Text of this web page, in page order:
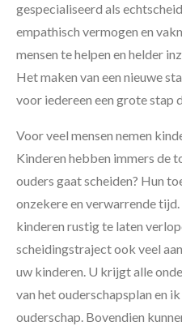
gespecialiseerd als
empathisch vermogen en
mensen te helpen en helder
Het maken van een nieuwe
voor iedereen een grote stap
Voor veel mensen nemen
Kinderen hebben immers de
ouders gaat scheiden? Hun
onzekere en verwarrende
kinderen rustig te laten
scheidingstraject ook veel
uw kinderen. U krijgt alle
van het ouderschapsplan en
ouderschap. Bovendien